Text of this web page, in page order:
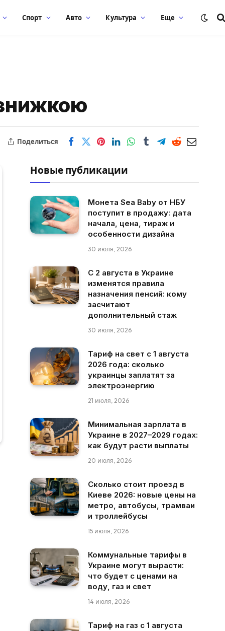
Спорт Авто Культура Еще
Поделиться
Новые публикации
Монета Sea Baby от НБУ
поступит в продажу: дата
начала, цена, тираж и
особенности дизайна
30 июля, 2026
С 2 августа в Украине
изменятся правила
назначения пенсий: кому
засчитают
дополнительный стаж
30 июля, 2026
Тариф на свет с 1 августа
2026 года: сколько
украинцы заплатят за
электроэнергию
21 июля, 2026
Минимальная зарплата в
Украине в 2027–2029 годах:
как будут расти выплаты
20 июля, 2026
Сколько стоит проезд в
Киеве 2026: новые цены на
метро, автобусы, трамваи
и троллейбусы
15 июля, 2026
Коммунальные тарифы в
Украине могут вырасти:
что будет с ценами на
воду, газ и свет
14 июля, 2026
Тариф на газ с 1 августа